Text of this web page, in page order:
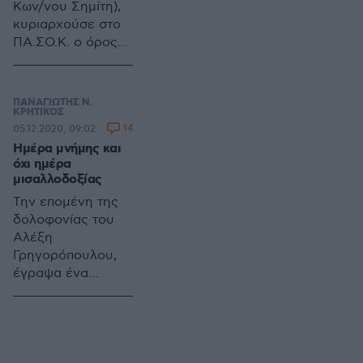
Κων/νου Σημίτη),
κυριαρχούσε στο
ΠΑ.ΣΟ.Κ. ο όρος
αποκτήσει ο όρος
αυτός ιδεολογικό
περιεχόμενο.
Προσωπικά δεν
αποδέχθηκα τον
όρο
«εκσυγχρονισμός».
Και δεν τον
αποδέχθηκα για
έναν απλό λόγο:
Επειδή είμαι
σοσιαλιστής.
ΠΑΝΑΓΙΩΤΗΣ Ν.
ΚΡΗΤΙΚΟΣ
Ημέρα μνήμης και
όχι ημέρα
μισαλλοδοξίας
Την επομένη της
δολοφονίας του
Αλέξη
Γρηγορόπουλου,
έγραψα ένα
05.12.2020, 09:02 14